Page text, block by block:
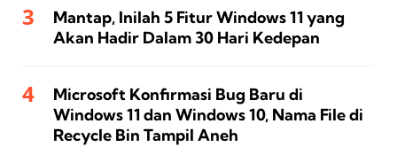
Mantap, Inilah 5 Fitur Windows 11 yang
Akan Hadir Dalam 30 Hari Kedepan
Microsoft Konfirmasi Bug Baru di
Windows 11 dan Windows 10, Nama File di
Recycle Bin Tampil Aneh